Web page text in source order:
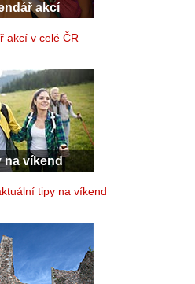
akcí
akcí v celé ČR
na víkend
tipy na víkend